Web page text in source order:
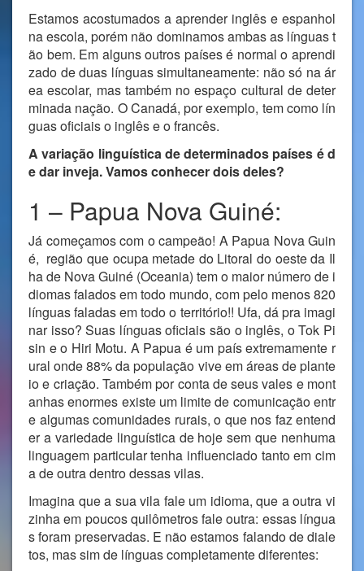
Estamos acostumados a aprender inglês e espanhol
na escola, porém não dominamos ambas as línguas t
ão bem. Em alguns outros países é normal o aprendi
zado de duas línguas simultaneamente: não só na ár
ea escolar, mas também no espaço cultural de deter
minada nação. O Canadá, por exemplo, tem como lín
guas oficiais o inglês e o francês.
A variação linguística de determinados países é d
e dar inveja. Vamos conhecer dois deles?
1 – Papua Nova Guiné:
Já começamos com o campeão! A Papua Nova Guin
é, região que ocupa metade do Litoral do oeste da Il
ha de Nova Guiné (Oceania) tem o maior número de i
diomas falados em todo mundo, com pelo menos 820
línguas faladas em todo o território!! Ufa, dá pra imagi
nar isso? Suas línguas oficiais são o inglês, o Tok Pi
sin e o Hiri Motu. A Papua é um país extremamente r
ural onde 88% da população vive em áreas de plante
io e criação. Também por conta de seus vales e mont
anhas enormes existe um limite de comunicação entr
e algumas comunidades rurais, o que nos faz entend
er a variedade linguística de hoje sem que nenhuma
linguagem particular tenha influenciado tanto em cim
a de outra dentro dessas vilas.
Imagina que a sua vila fale um idioma, que a outra vi
zinha em poucos quilômetros fale outra: essas língua
s foram preservadas. E não estamos falando de diale
tos, mas sim de línguas completamente diferentes: